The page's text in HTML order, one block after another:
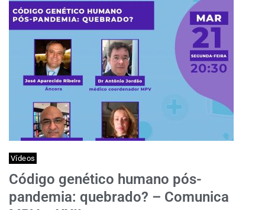
Vídeos
Código genético humano pós-
pandemia: quebrado? – Comunica